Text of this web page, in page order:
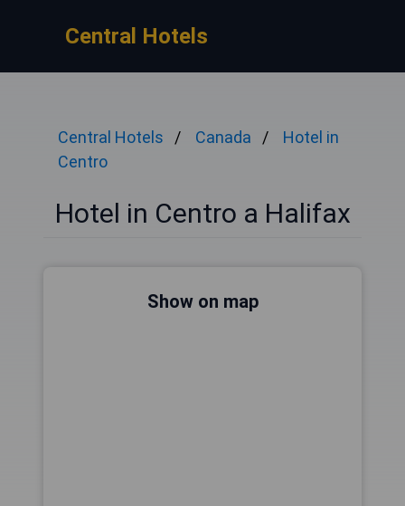
Central Hotels
Central Hotels Canada
Hotel in
Centro
Hotel in Centro a Halifax
Show on map